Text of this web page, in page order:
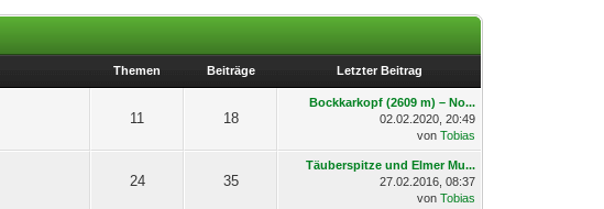
Themen Beiträge Letzter Beitrag
11 18
Bockkarkopf (2609 m) – No...
02.02.2020, 20:49
vonTobias
24 35
Täuberspitze und Elmer Mu...
27.02.2016, 08:37
vonTobias